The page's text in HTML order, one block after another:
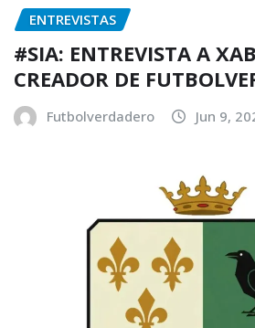
ENTREVISTAS
#SIA: ENTREVISTA A
CREADOR DE
Futbolverdadero Jun 9,